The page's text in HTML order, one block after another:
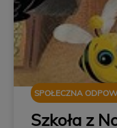
SPOŁECZNA
Szkoła z